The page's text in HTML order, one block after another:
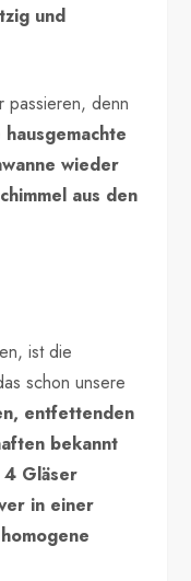
und
passieren, denn
wieder
aus den
ist die
schon unsere
entfettenden
bekannt
4 Gläser
in einer